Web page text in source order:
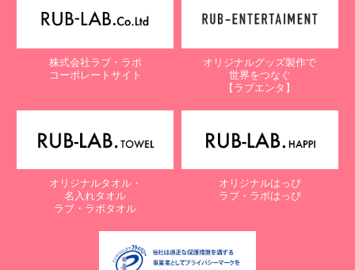
株式会社ラブ・ラボ
コーポレートサイト
オリジナルグッズ製作で
世界をつなぐ
【ラブエンタ】
オリジナルタオル・
名入れタオル
ラブ・ラボタオル
オリジナルはっぴ
ラブ・ラボはっぴ